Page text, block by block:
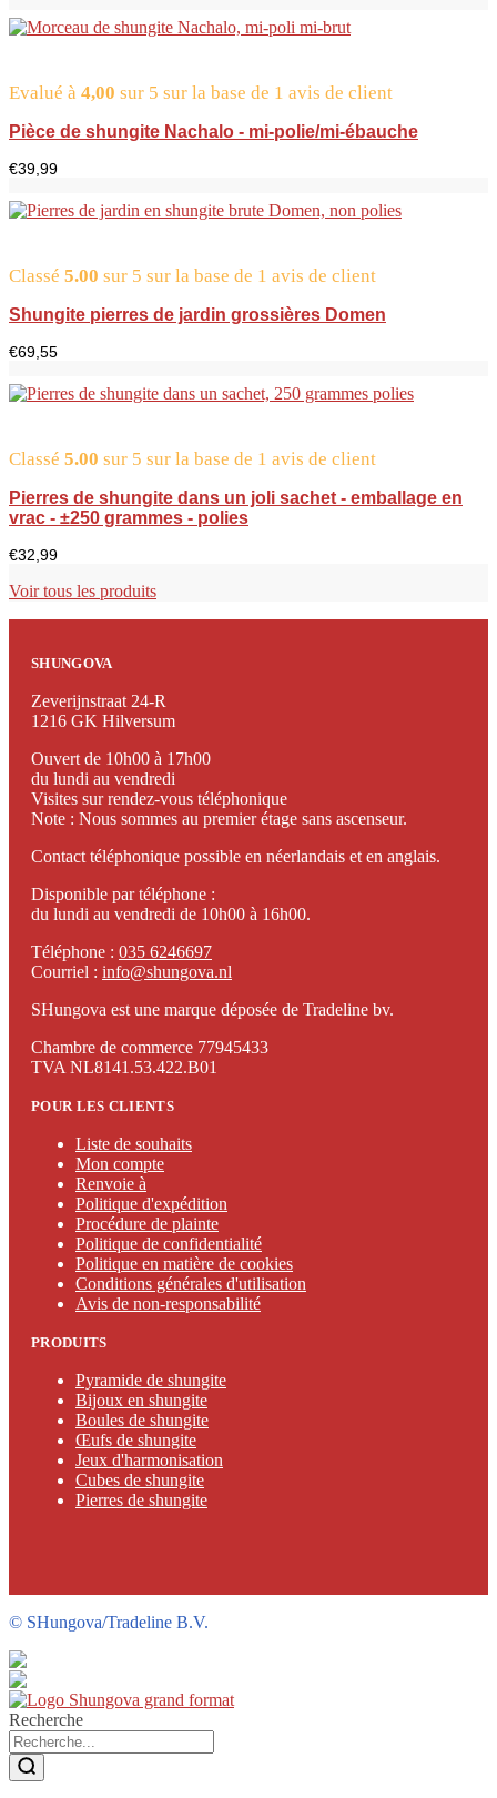
Evalué à 4,00 sur 5 sur la base de 1 avis de client
Pièce de shungite Nachalo - mi-polie/mi-ébauche
€39,99
Classé 5.00 sur 5 sur la base de 1 avis de client
Shungite pierres de jardin grossières Domen
€69,55
Classé 5.00 sur 5 sur la base de 1 avis de client
Pierres de shungite dans un joli sachet - emballage en
vrac - ±250 grammes - polies
€32,99
Voir tous les produits
SHUNGOVA
Zeverijnstraat 24-R
1216 GK Hilversum
Ouvert de 10h00 à 17h00
du lundi au vendredi
Visites sur rendez-vous téléphonique
Note : Nous sommes au premier étage sans ascenseur.
Contact téléphonique possible en néerlandais et en anglais.
Disponible par téléphone :
du lundi au vendredi de 10h00 à 16h00.
Téléphone : 035 6246697
Courriel : info@shungova.nl
SHungova est une marque déposée de Tradeline bv.
Chambre de commerce 77945433
TVA NL8141.53.422.B01
POUR LES CLIENTS
Liste de souhaits
Mon compte
Renvoie à
Politique d'expédition
Procédure de plainte
Politique de confidentialité
Politique en matière de cookies
Conditions générales d'utilisation
Avis de non-responsabilité
PRODUITS
Pyramide de shungite
Bijoux en shungite
Boules de shungite
Œufs de shungite
Jeux d'harmonisation
Cubes de shungite
Pierres de shungite
© SHungova/Tradeline B.V.
Recherche